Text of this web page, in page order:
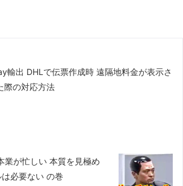
輸出 DHLで伝票作成時 遠隔地料金が表示さ
際の対応方法
業が忙しい 本質を見極め
必要ない の巻